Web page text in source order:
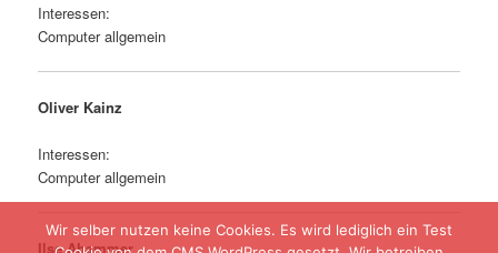
Interessen:
Computer allgemein
Oliver Kainz
Interessen:
Computer allgemein
Ilse Ahammer
Wir selber nutzen keine Cookies. Es wird lediglich ein Test